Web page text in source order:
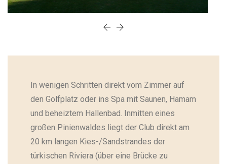
In wenigen Schritten direkt vom Zimmer auf
den Golfplatz oder ins Spa mit Saunen, Hamam
und beheiztem Hallenbad. Inmitten eines
großen Pinienwaldes liegt der Club direkt am
20 km langen Kies-/Sandstrandes der
türkischen Riviera (über eine Brücke zu